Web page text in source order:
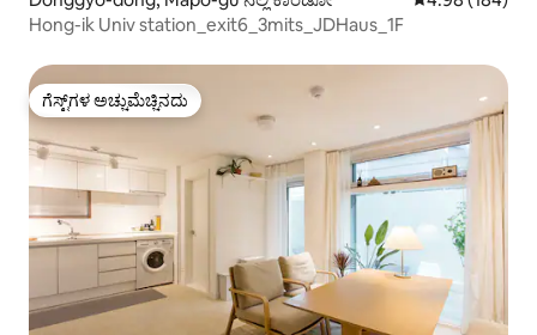
Hong-ik Univ station_exit6_3mits_JDHaus_1F
ಗೆಸ್ಟ್‌ಗಳ ಅಚ್ಚುಮೆಚ್ಚಿನದು
ಗೆಸ್ಟ್‌ಗಳ ಅಚ್ಚುಮೆಚ್ಚಿನದು